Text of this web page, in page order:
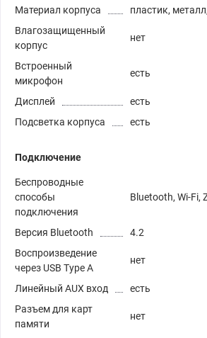
Материал корпуса
пластик,
Влагозащищенный
корпус
нет
Встроенный
микрофон
есть
Дисплей
есть
Подсветка корпуса
есть
Подключение
Беспроводные
способы
подключения
Bluetooth, Wi-Fi,
Версия Bluetooth
4.2
Воспроизведение
через USB Type A
нет
Линейный AUX вход
есть
Разъем для карт
памяти
нет